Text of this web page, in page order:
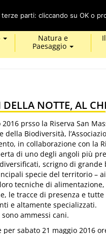
Natura e
Paesaggio
NOTTE, AL
prsso la Riserva San
della Biodiversità,
in collaborazione con la
di uno degli angoli più
scrigno di grande
specie del territorio –
tecniche di
le tracce di presenza e
e altamente specializzati.
ammessi cani.
per sabato 21 maggio 2016
parti: cliccando su OK o